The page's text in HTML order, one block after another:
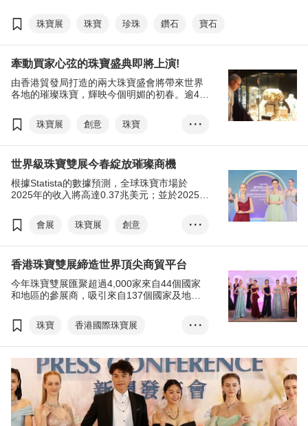
區；另增設穆斯林友善措施，務求提升買家的採購體驗。有展商表
示在展會中獲得可觀的銷售增長;同時，活動成功吸引超過8.2萬名環
珠寶展 珠寶 珍珠 鑽石 寶石
牽動買家心弦的珠寶盛典即將上演!
由香港貿發局打造的兩大珠寶盛會將帶來世界
各地的璀璨珠寶，輝映今個明媚的初春。逾40
時尚薈萃之地，以萬般別具風韻、內涵、創意
的匠心之作俘擄國際買家的心。 順應潮流趨
珠寶展 創意
珠寶
飾品
珍珠
鑽石
寶石
• • •
世界級珠寶雙展今春綻放璀璨商機
根據Statista的數據預測，全球珠寶市場於
2025年的收入將高達0.37兆美元；並於2025至
5.02%。香港是世界最主要的貴重珠寶、玉
石、珍珠、半寶石出口及分銷樞紐之一，而香
且靈活變通，可滿足不同的市場需求。由香港
貿發局主辦的兩大珠寶盛會將於今春隆重登
場，為業界提供一站式採購平台，並帶來最新
市場趨勢，共拓商機。
會展 珠寶展
創意
珠寶
飾品
珍珠
鑽石
寶石
• • •
香港珠寶雙展締造世界頂尖商貿平台
今年珠寶雙展匯聚超過4,000家來自44個國家
和地區的參展商，吸引來自137個國家及地
125個國家及地區超過31,000名買家參與鑽
石、寶石及珍珠展，以及來自132個國家及地
律賓、泰國及美國等國家及地區，足證珠寶雙
展的國際地位。
珠寶
香港國際珠寶展
香港國際鑽石、寶石及珍珠展
• • •